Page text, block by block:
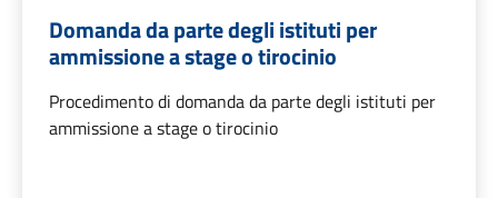
Domanda da parte degli istituti per
ammissione a stage o tirocinio
Procedimento di domanda da parte degli istituti per
ammissione a stage o tirocinio